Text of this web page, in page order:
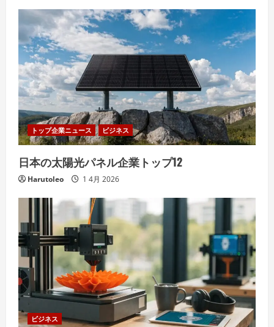
トップ企業ニュース ビジネス
日本の太陽光パネル企業トップ12
Harutoleo 1 4月 2026
ビジネス